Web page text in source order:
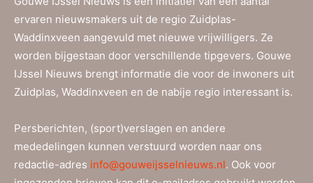
ervaren nieuwsmakers uit de regio Zuidplas-
Waddinxveen aangevuld met nieuwe vrijwilligers. Ze
worden bijgestaan door verschillende tipgevers. Gouwe
IJssel Nieuws brengt informatie die voor de inwoners uit
Zuidplas, Waddinxveen en de nabije regio interessant is.
Persberichten, (sport)verslagen en andere
mededelingen kunnen verstuurd worden naar ons
redactie-adres info@gouweijsselnieuws.nl. Ook voor